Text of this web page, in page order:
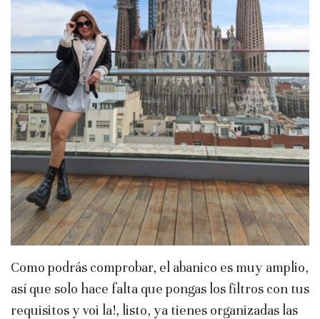
Como podrás comprobar, el abanico es muy amplio,
así que solo hace falta que pongas los filtros con tus
requisitos y voi la!, listo, ya tienes organizadas las